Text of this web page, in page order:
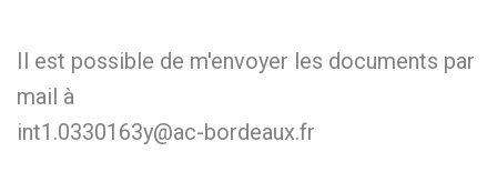
Il est possible de m'envoyer les documents par
mail à
int1.0330163y@ac-bordeaux.fr